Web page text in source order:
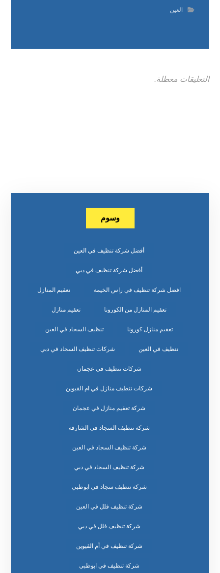
العين
التعليقات معطلة.
وسوم
أفضل شركة تنظيف في العين
أفضل شركة تنظيف في دبي
افضل شركة تنظيف في راس الخيمة تعقيم المنازل
تعقيم المنازل من الكورونا تعقيم منازل
تعقيم منازل كورونا تنظيف السجاد في العين
تنظيف في العين شركات تنظيف السجاد في دبي
شركات تنظيف في عجمان
شركات تنظيف منازل في ام القيوين
شركة تعقيم منازل في عجمان
شركة تنظيف السجاد في الشارقة
شركة تنظيف السجاد في العين
شركة تنظيف السجاد في دبي
شركة تنظيف سجاد في ابوظبي
شركة تنظيف فلل في العين
شركة تنظيف فلل في دبي
شركة تنظيف في أم القيوين
شركة تنظيف في ابوظبي